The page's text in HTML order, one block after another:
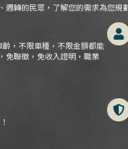
週轉的民眾， 了解您的需求為您規
，不限車種，不限金額都能
免聯徵，免收入證明，職業